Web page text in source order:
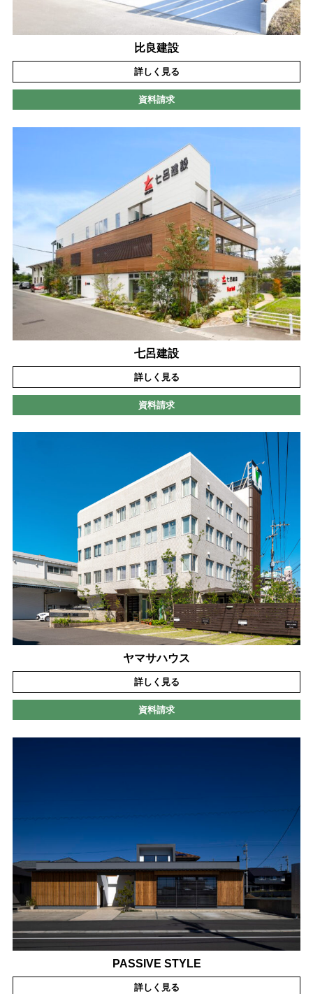
比良建設
詳しく見る
資料請求
七呂建設
詳しく見る
資料請求
ヤマサハウス
詳しく見る
資料請求
PASSIVE STYLE
詳しく見る